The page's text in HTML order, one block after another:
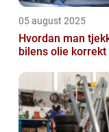
05 august 2025
Hvordan man
bilens olie korrekt